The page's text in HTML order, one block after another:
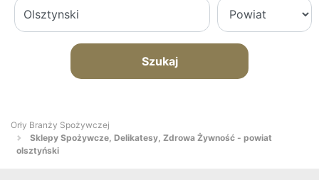
Szukaj
Orły Branży Spożywczej
Sklepy Spożywcze, Delikatesy, Zdrowa Żywność - powiat
olsztyński